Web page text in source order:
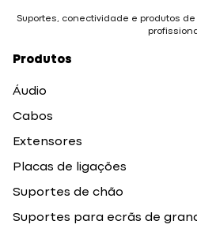
Suportes, conectividade e produtos
Produtos
Áudio
Cabos
Extensores
Placas de ligações
Suportes de chão
Suportes para ecrãs de